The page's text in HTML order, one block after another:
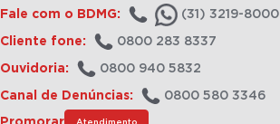
Fale com o BDMG: (31) 3219-8000
Cliente fone: 0800 283 8337
Ouvidoria: 0800 940 5832
Canal de Denúncias: 0800 580 3346
Atendimento